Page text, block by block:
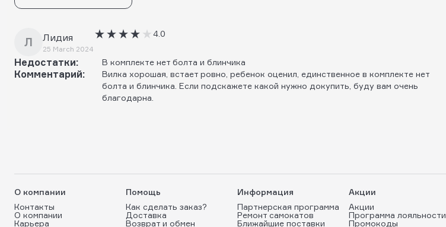
Л Лидия
25 March 2024
4.0
Недостатки: В комплекте нет болта и блинчика
Комментарий:
Вилка хорошая, встает ровно, ребенок оценил, единственное в комплекте нет
болта и блинчика. Если подскажете какой нужно докупить, буду вам очень
благодарна.
О компании
Контакты
О компании
Карьера
Помощь
Как сделать заказ?
Доставка
Возврат и обмен
Информация
Партнерская программа
Ремонт самокатов
Ближайшие поставки
Акции
Акции
Программа лояльности
Промокоды